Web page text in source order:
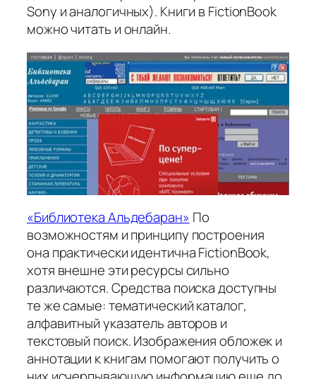
Sony и аналогичных). Книги в FictionBook
можно читать и онлайн.
«Библиотека Альдебаран» По
возможностям и принципу построения
она практически идентична FictionBook,
хотя внешне эти ресурсы сильно
различаются. Средства поиска доступны
те же самые: тематический каталог,
алфавитный указатель авторов и
текстовый поиск. Изображения обложек и
аннотации к книгам помогают получить о